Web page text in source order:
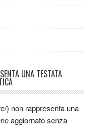
UNA TESTATA
) non rappresenta una
aggiornato senza